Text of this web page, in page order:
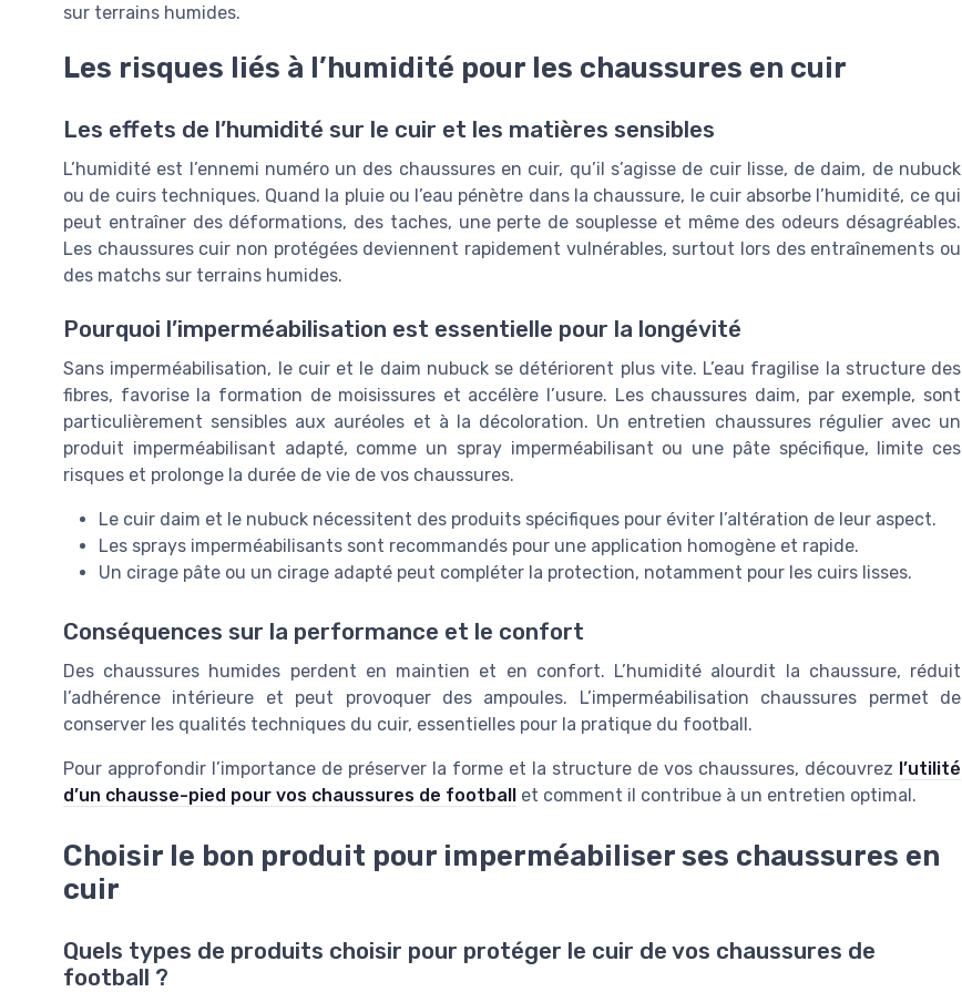
sur terrains humides.
Les risques liés à l’humidité pour les chaussures en cuir
Les effets de l’humidité sur le cuir et les matières sensibles
L’humidité est l’ennemi numéro un des chaussures en cuir, qu’il s’agisse de cuir lisse, de daim, de nubuck
ou de cuirs techniques. Quand la pluie ou l’eau pénètre dans la chaussure, le cuir absorbe l’humidité, ce qui
peut entraîner des déformations, des taches, une perte de souplesse et même des odeurs désagréables.
Les chaussures cuir non protégées deviennent rapidement vulnérables, surtout lors des entraînements ou
des matchs sur terrains humides.
Pourquoi l’imperméabilisation est essentielle pour la longévité
Sans imperméabilisation, le cuir et le daim nubuck se détériorent plus vite. L’eau fragilise la structure des
fibres, favorise la formation de moisissures et accélère l’usure. Les chaussures daim, par exemple, sont
particulièrement sensibles aux auréoles et à la décoloration. Un entretien chaussures régulier avec un
produit imperméabilisant adapté, comme un spray imperméabilisant ou une pâte spécifique, limite ces
risques et prolonge la durée de vie de vos chaussures.
Le cuir daim et le nubuck nécessitent des produits spécifiques pour éviter l’altération de leur aspect.
Les sprays imperméabilisants sont recommandés pour une application homogène et rapide.
Un cirage pâte ou un cirage adapté peut compléter la protection, notamment pour les cuirs lisses.
Conséquences sur la performance et le confort
Des chaussures humides perdent en maintien et en confort. L’humidité alourdit la chaussure, réduit
l’adhérence intérieure et peut provoquer des ampoules. L’imperméabilisation chaussures permet de
conserver les qualités techniques du cuir, essentielles pour la pratique du football.
Pour approfondir l’importance de préserver la forme et la structure de vos chaussures, découvrez l’utilité
d’un chausse-pied pour vos chaussures de football
et comment il contribue à un entretien optimal.
Choisir le bon produit pour imperméabiliser ses chaussures en
cuir
Quels types de produits choisir pour protéger le cuir de vos chaussures de
football ?